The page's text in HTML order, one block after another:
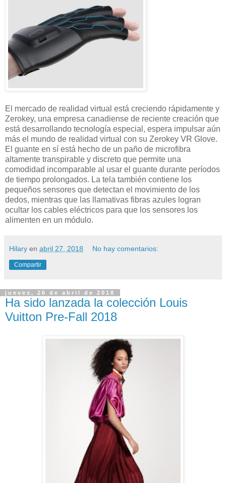
El mercado de realidad virtual está creciendo rápidamente y
Zerokey, una empresa canadiense de reciente creación que
está desarrollando tecnología especial, espera impulsar aún
más el mundo de realidad virtual con su Zerokey VR Glove.
El guante en sí está hecho de un paño de microfibra
altamente transpirable y discreto que permite una
comodidad incomparable al usar el guante durante períodos
de tiempo prolongados. La tela también contiene los
pequeños sensores que detectan el movimiento de los
dedos, mientras que las llamativas fibras azules logran
ocultar los cables eléctricos para que los sensores los
alimenten en un módulo.
Hilary en abril 27, 2018 No hay comentarios:
Compartir
jueves, 26 de abril de 2018
Ha sido lanzada la colección Louis
Vuitton Pre-Fall 2018